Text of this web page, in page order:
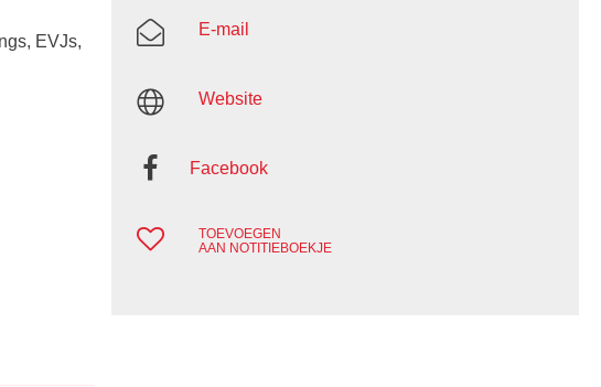
EVJs,
E-mail
Website
Facebook
TOEVOEGEN
AAN NOTITIEBOEKJE